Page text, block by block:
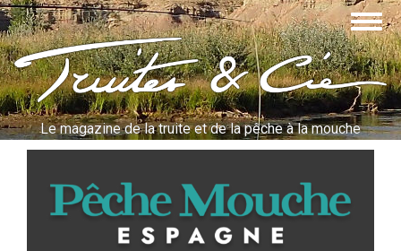
Aller
au
contenu
principalTruites & Cie
Le magazine de la truite et de la pêche à la mouche